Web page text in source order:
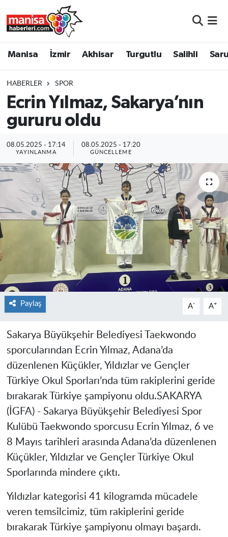
Manisa İzmir Akhisar Turgutlu Salihli
HABERLER SPOR
Ecrin Yılmaz, Sakarya’nın
gururu oldu
08.05.2025 - 17:14
YAYINLANMA
08.05.2025 - 17:20
GÜNCELLEME
Paylaş A- A+
Sakarya Büyükşehir Belediyesi Taekwondo
sporcularından Ecrin Yılmaz, Adana’da
düzenlenen Küçükler, Yıldızlar ve Gençler
Türkiye Okul Sporları’nda tüm rakiplerini geride
bırakarak Türkiye şampiyonu oldu.SAKARYA
(İGFA) - Sakarya Büyükşehir Belediyesi Spor
Kulübü Taekwondo sporcusu Ecrin Yılmaz, 6 ve
8 Mayıs tarihleri arasında Adana’da düzenlenen
Küçükler, Yıldızlar ve Gençler Türkiye Okul
Sporlarında mindere çıktı.
Yıldızlar kategorisi 41 kilogramda mücadele
veren temsilcimiz, tüm rakiplerini geride
bırakarak Türkiye şampiyonu olmayı başardı.
Turgutlu
Salihli
Saruhanlı
Soma
Resmi İlanlar
Manisa Nöbetçi Eczaneler
Manisa Trafik Yoğunluk Haritası
Süper Lig Puan Durumu ve Fikstür
Tüm Manşetler
Son Dakika Haberleri
Haber Arşivi